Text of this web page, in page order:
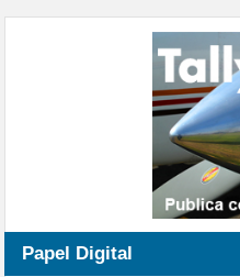
Papel Digital